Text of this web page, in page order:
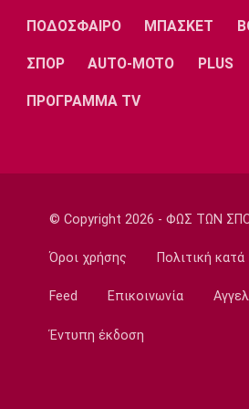
του Βιτάλις
Η δωδεκάδα της Εθνικής
να ολοκληρώσει τη
21:19
Conference League
ΤΣΣΚΑ 1948
ΠΟΔΟΣΦΑΙΡΟ ΜΠΑΣΚΕΤ
ΣΠΟΡ AUTO-MOTO PLUS
ΠΡΟΓΡΑΜΜΑ TV
© Copyright 2026 - ΦΩΣ ΤΩΝ
Όροι χρήσης Πολιτική
Feed Επικοινωνία
Έντυπη έκδοση